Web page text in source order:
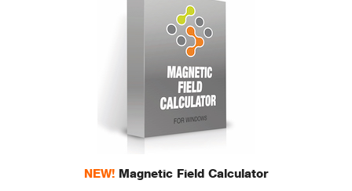
NEW! Magnetic Field Calculator